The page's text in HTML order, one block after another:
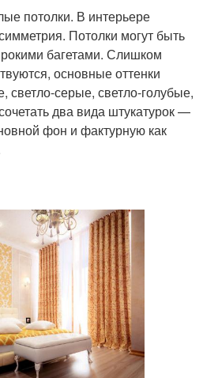
потолки. В интерьере
Потолки могут быть
багетами. Слишком
основные оттенки
светло-серые, светло-голубые,
два вида штукатурок —
фон и фактурную как